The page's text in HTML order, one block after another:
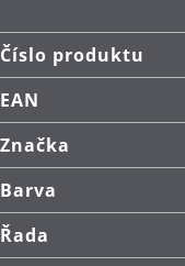
Číslo produktu
EAN
Značka
Barva
Řada